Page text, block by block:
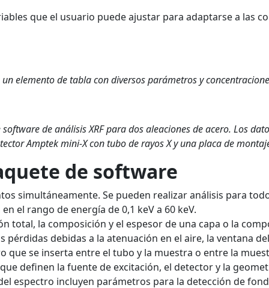
que el usuario puede ajustar para adaptarse a las
elemento de tabla con diversos parámetros y
de análisis XRF para dos aleaciones de acero. Los
Amptek mini-X con tubo de rayos X y una placa de
de software
simultáneamente. Se pueden realizar análisis para
el rango de energía de 0,1 keV a 60 keV.
total, la composición y el espesor de una capa o la
pérdidas debidas a la atenuación en el aire, la ventana
que se inserta entre el tubo y la muestra o entre la
definen la fuente de excitación, el detector y la
espectro incluyen parámetros para la detección de